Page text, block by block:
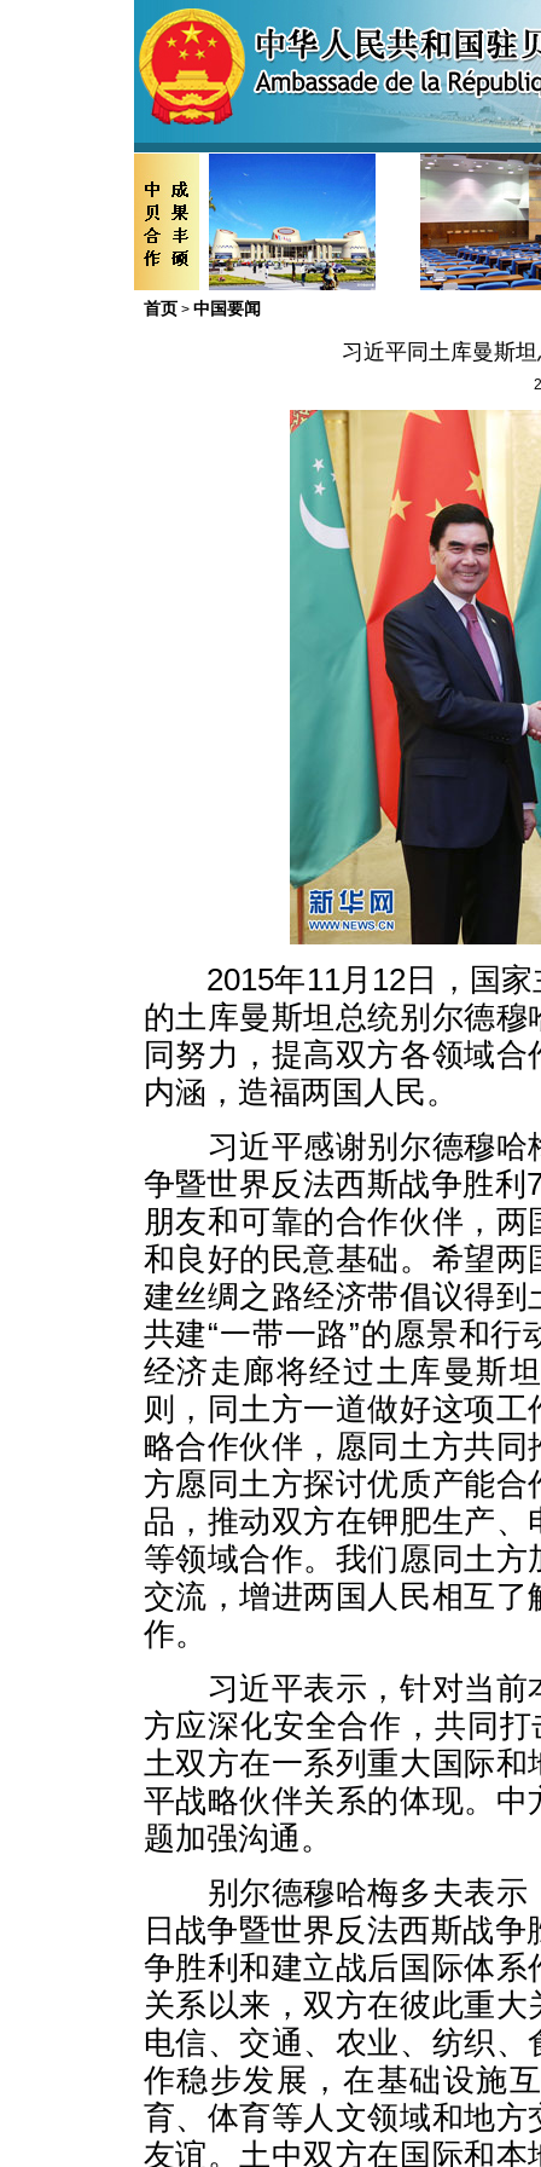
首页 > 中国要闻
习近平同土库曼斯
2015年11月12日，国家
的土库曼斯坦总统别尔德
同努力，提高双方各领域
内涵，造福两国人民。
习近平感谢别尔德穆哈
争暨世界反法西斯战争胜
朋友和可靠的合作伙伴，
和良好的民意基础。希望
建丝绸之路经济带倡议得
共建“一带一路”的愿景和
经济走廊将经过土库曼斯
则，同土方一道做好这项
略合作伙伴，愿同土方共
方愿同土方探讨优质产能
品，推动双方在钾肥生产
等领域合作。我们愿同土
交流，增进两国人民相互
作。
习近平表示，针对当前
方应深化安全合作，共同
土双方在一系列重大国际
平战略伙伴关系的体现。
题加强沟通。
别尔德穆哈梅多夫表示
日战争暨世界反法西斯战
争胜利和建立战后国际体
关系以来，双方在彼此重
电信、交通、农业、纺织
作稳步发展，在基础设施
育、体育等人文领域和地
友谊。土中双方在国际和